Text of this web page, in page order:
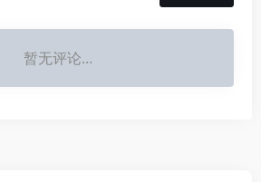
暂无评论...